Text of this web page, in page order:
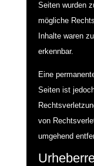
Seiten wurden
mögliche
Inhalte waren
erkennbar.
Eine
Seiten ist
von
umgehend